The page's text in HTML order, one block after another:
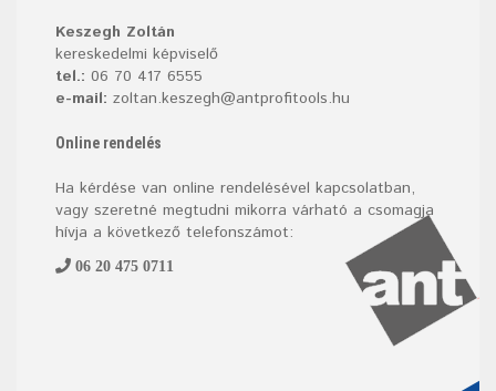
Keszegh Zoltán
kereskedelmi képviselő
tel.: 06 70 417 6555
e-mail: zoltan.keszegh@antprofitools.hu
Online rendelés
Ha kérdése van online rendelésével kapcsolatban,
vagy szeretné megtudni mikorra várható a csomagja
hívja a következő telefonszámot:
06 20 475 0711